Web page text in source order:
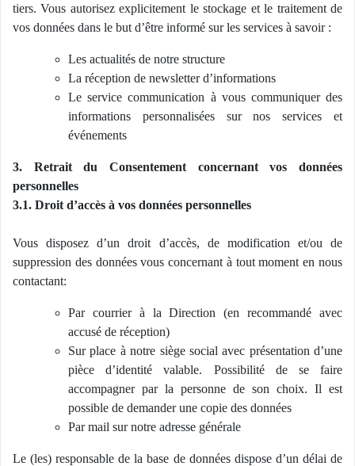
tiers. Vous autorisez explicitement le stockage et le traitement de
vos données dans le but d’être informé sur les services à savoir :
Les actualités de notre structure
La réception de newsletter d’informations
Le service communication à vous communiquer des
informations personnalisées sur nos services et
événements
3. Retrait du Consentement concernant vos données
personnelles
3.1. Droit d’accès à vos données personnelles
Vous disposez d’un droit d’accès, de modification et/ou de
suppression des données vous concernant à tout moment en nous
contactant:
Par courrier à la Direction (en recommandé avec
accusé de réception)
Sur place à notre siège social avec présentation d’une
pièce d’identité valable. Possibilité de se faire
accompagner par la personne de son choix. Il est
possible de demander une copie des données
Par mail sur notre adresse générale
Le (les) responsable de la base de données dispose d’un délai de